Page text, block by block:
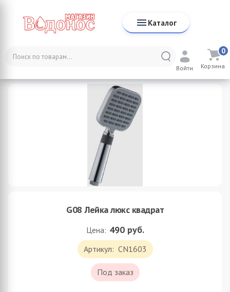
Каталог
Войти Корзина
0
Каталог Комплектующие для смесителей
G08 Лейка люкс квадрат
Артикул: CN1603
Под заказ
Цена: 490 руб.